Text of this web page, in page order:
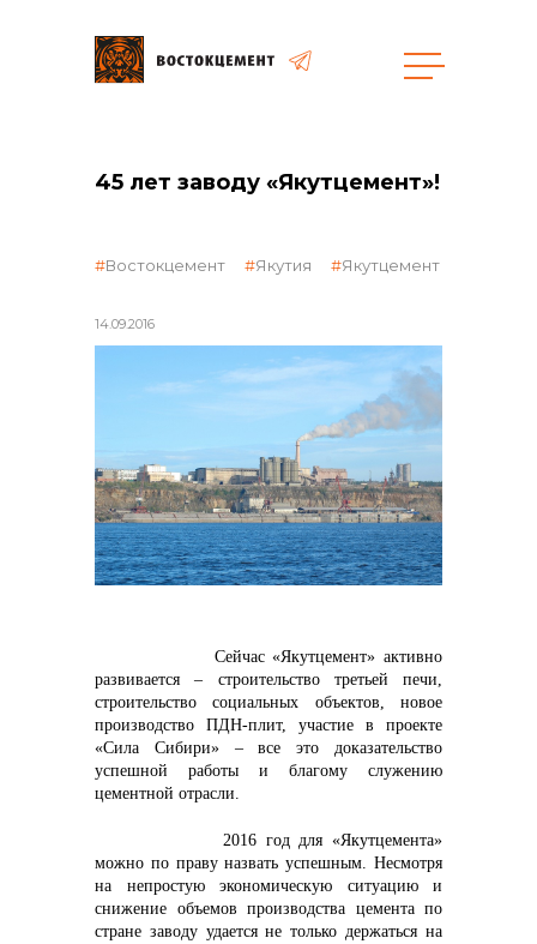
общая информация
объявленные закупки
реализация неликвидов
Контакты
45 лет заводу «Якутцемент»!
14.09.2016
Востокцемент Якутия Якутцемент
Сейчас «Якутцемент» активно
развивается – строительство третьей печи,
строительство социальных объектов, новое
производство ПДН-плит, участие в проекте
«Сила Сибири» – все это доказательство
успешной работы и благому служению
цементной отрасли.
2016 год для «Якутцемента»
можно по праву назвать успешным. Несмотря
на непростую экономическую ситуацию и
снижение объемов производства цемента по
стране заводу удается не только держаться на